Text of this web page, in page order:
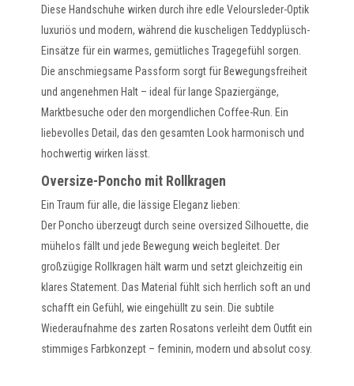
Diese Handschuhe wirken durch ihre edle Veloursleder-Optik
luxuriös und modern, während die kuscheligen Teddyplüsch-
Einsätze für ein warmes, gemütliches Tragegefühl sorgen.
Die anschmiegsame Passform sorgt für Bewegungsfreiheit
und angenehmen Halt – ideal für lange Spaziergänge,
Marktbesuche oder den morgendlichen Coffee-Run. Ein
liebevolles Detail, das den gesamten Look harmonisch und
hochwertig wirken lässt.
Oversize-Poncho mit Rollkragen
Ein Traum für alle, die lässige Eleganz lieben:
Der Poncho überzeugt durch seine oversized Silhouette, die
mühelos fällt und jede Bewegung weich begleitet. Der
großzügige Rollkragen hält warm und setzt gleichzeitig ein
klares Statement. Das Material fühlt sich herrlich soft an und
schafft ein Gefühl, wie eingehüllt zu sein. Die subtile
Wiederaufnahme des zarten Rosatons verleiht dem Outfit ein
stimmiges Farbkonzept – feminin, modern und absolut cosy.